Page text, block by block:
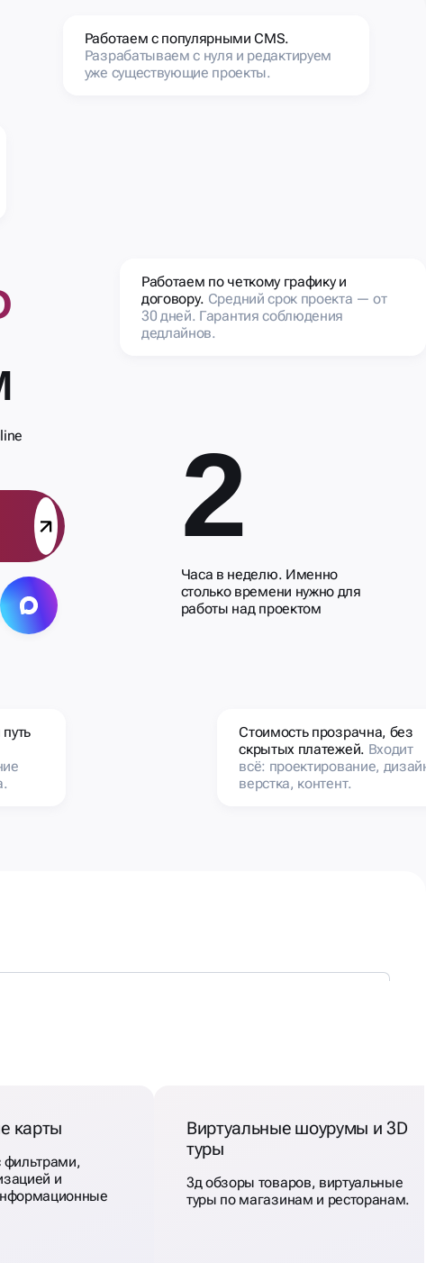
2
Часа в неделю. Именно
столько времени нужно для
работы над проектом
Работаем с популярными CMS.
Разрабатываем с нуля и редактируем
уже существующие проекты.
Работаем по четкому графику и
договору. Средний срок проекта — от
30 дней. Гарантия соблюдения
дедлайнов.
Стоимость прозрачна, без
скрытых платежей. Входит
всё: проектирование,
верстка, контент.
карты
фильтрами,
и
Виртуальные шоурумы и 3D
туры
3д обзоры товаров, виртуальные
туры по магазинам и ресторанам.